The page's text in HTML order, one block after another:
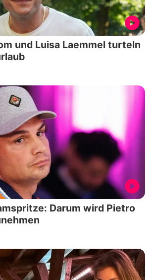
und Luisa Laemmel turteln
Darum wird Pietro